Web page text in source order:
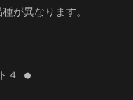
が異なります。
４ ●